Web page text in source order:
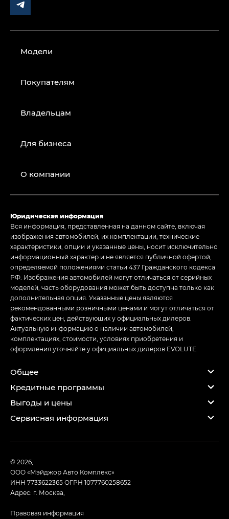
Модели
Покупателям
Владельцам
Для бизнеса
О компании
Юридическая информация
Вся информация, представленная на данном сайте, включая
изображения автомобилей, их комплектации, технические
характеристики, опции и указанные цены, носит исключительно
информационный характер и не является публичной офертой,
определяемой положениями статьи 437 Гражданского кодекса
РФ. Изображения автомобилей могут отличаться от серийных
моделей, часть оборудования может быть доступна только как
дополнительная опция. Указанные цены являются
рекомендованными розничными ценами и могут отличаться от
фактических цен, действующих у официальных дилеров.
Актуальную информацию о наличии автомобилей,
комплектациях, стоимости, условиях приобретения и
оформления уточняйте у официальных дилеров EVOLUTE.
Общее
Кредитные программы
Выгоды и цены
Сервисная информация
© 2026,
ООО «Мэйджор Авто Комплекс»
ИНН 7733622365ОГРН 1077760258652
Адрес: г. Москва,
Правовая информация